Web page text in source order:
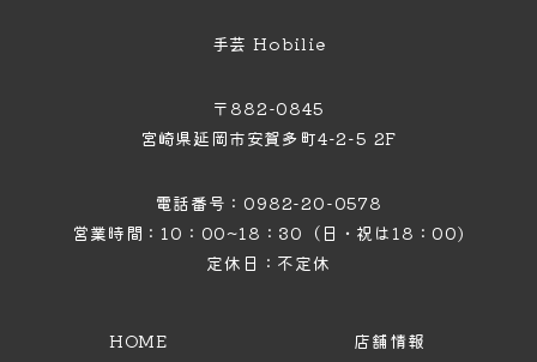
HOME 店舗情報
手芸 Hobilie
〒882-0845
宮崎県延岡市安賀多町4−2−5 2F
電話番号：0982-20-0578
営業時間：10：00~18：30（日・祝は18：00)
定休日：不定休